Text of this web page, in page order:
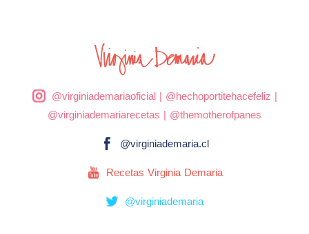
@virginiademariaoficial| @hechoportitehacefeliz |
@virginiademariarecetas | @themotherofpanes
@virginiademaria.cl
Recetas Virginia Demaria
@virginiademaria